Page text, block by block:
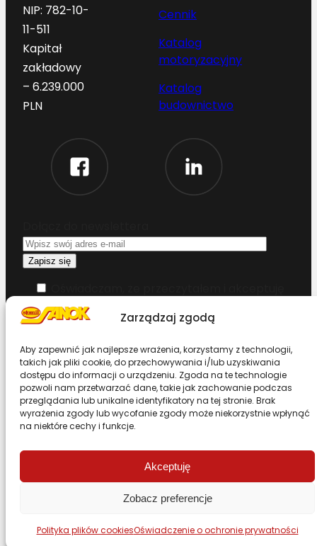
Zarządzaj zgodą
Aby zapewnić jak najlepsze wrażenia, korzystamy z technologii,
takich jak pliki cookie, do przechowywania i/lub uzyskiwania
dostępu do informacji o urządzeniu. Zgoda na te technologie
pozwoli nam przetwarzać dane, takie jak zachowanie podczas
przeglądania lub unikalne identyfikatory na tej stronie. Brak
wyrażenia zgody lub wycofanie zgody może niekorzystnie wpłynąć
na niektóre cechy i funkcje.
Akceptuję
Zobacz preferencje
Polityka plików cookiesOświadczenie o ochronie prywatności
NIP: 782-10-
11-511
Kapitał
zakładowy
– 6.239.000
PLN
Cennik
Katalog
motoryzacyjny
Katalog
budownictwo
warunki korzystania z serwisu
Design & Code by Foxstudio.eu
Przewiń stronę do góry